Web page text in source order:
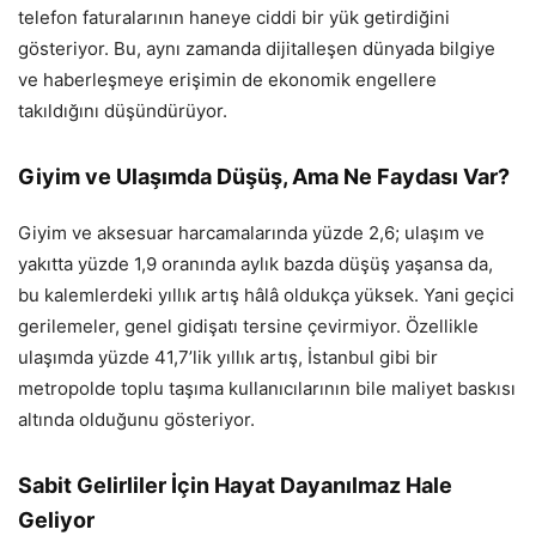
telefon faturalarının haneye ciddi bir yük getirdiğini
gösteriyor. Bu, aynı zamanda dijitalleşen dünyada bilgiye
ve haberleşmeye erişimin de ekonomik engellere
takıldığını düşündürüyor.
Giyim ve Ulaşımda Düşüş, Ama Ne Faydası Var?
Giyim ve aksesuar harcamalarında yüzde 2,6; ulaşım ve
yakıtta yüzde 1,9 oranında aylık bazda düşüş yaşansa da,
bu kalemlerdeki yıllık artış hâlâ oldukça yüksek. Yani geçici
gerilemeler, genel gidişatı tersine çevirmiyor. Özellikle
ulaşımda yüzde 41,7’lik yıllık artış, İstanbul gibi bir
metropolde toplu taşıma kullanıcılarının bile maliyet baskısı
altında olduğunu gösteriyor.
Sabit Gelirliler İçin Hayat Dayanılmaz Hale
Geliyor